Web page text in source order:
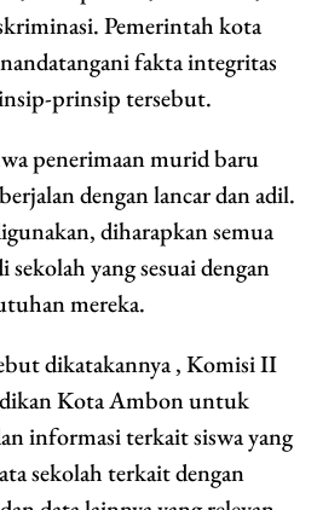
Pemerintah kota
fakta integritas
prinsip tersebut.
penerimaan murid baru
dengan lancar dan adil.
diharapkan semua
yang sesuai dengan
mereka.
dikatakannya , Komisi II
Kota Ambon untuk
informasi terkait siswa yang
sekolah terkait dengan